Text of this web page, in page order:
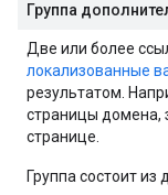
Группа
Две или более
локализованные
результатом.
страницы домена,
странице.
Группа состоит